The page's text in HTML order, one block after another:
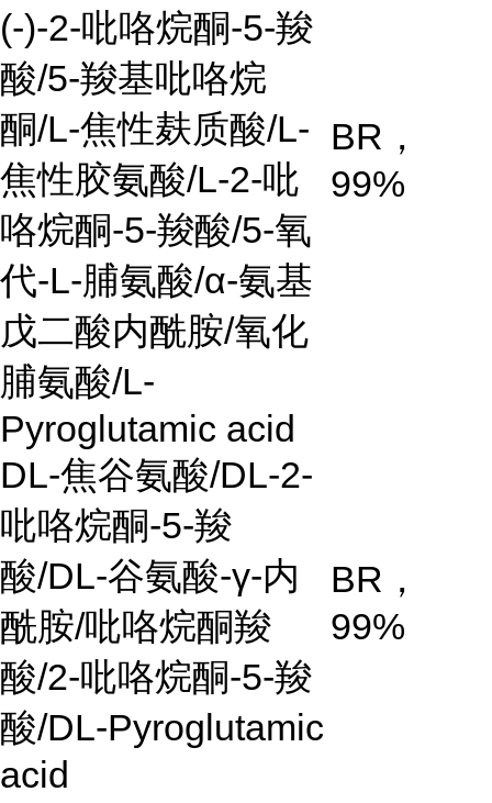
(-)-2-吡咯烷酮-5-羧
酸/5-羧基吡咯烷
酮/L-焦性麸质酸/L-
焦性胶氨酸/L-2-吡
咯烷酮-5-羧酸/5-氧
代-L-脯氨酸/α-氨基
戊二酸内酰胺/氧化
脯氨酸/L-
Pyroglutamic acid
BR，
99%
DL-焦谷氨酸/DL-2-
吡咯烷酮-5-羧
酸/DL-谷氨酸-γ-内
酰胺/吡咯烷酮羧
酸/2-吡咯烷酮-5-羧
酸/DL-Pyroglutamic
acid
BR，
99%